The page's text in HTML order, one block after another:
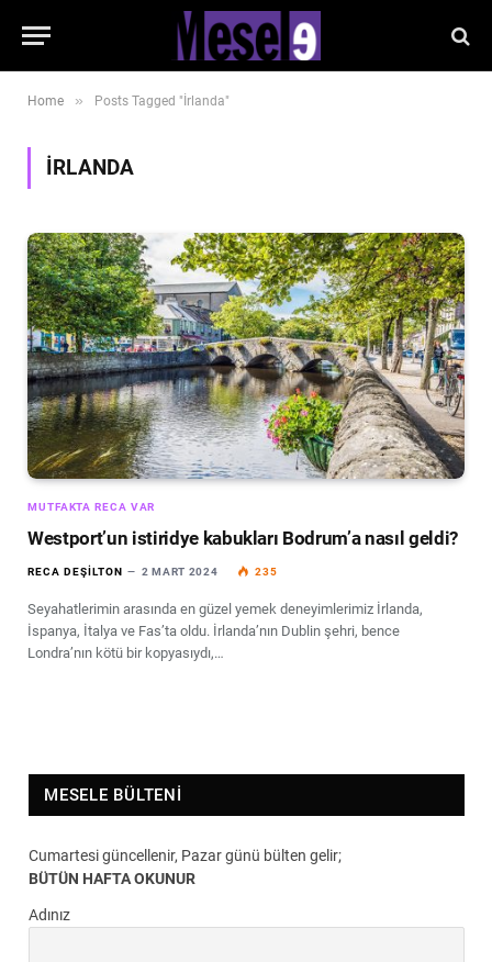
Home » Posts Tagged "İrlanda"
İRLANDA
MUTFAKTA RECA VAR
Westport’un istiridye kabukları Bodrum’a nasıl geldi?
RECA DEŞILTON 2 MART 2024 235
Seyahatlerimin arasında en güzel yemek deneyimlerimiz İrlanda,
İspanya, İtalya ve Fas’ta oldu. İrlanda’nın Dublin şehri, bence
Londra’nın kötü bir kopyasıydı,…
MESELE BÜLTENI
Cumartesi güncellenir, Pazar günü bülten gelir;
BÜTÜN HAFTA OKUNUR
Adınız